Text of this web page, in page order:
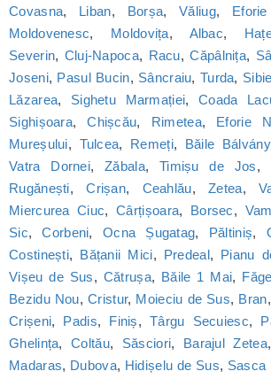
Covasna, Liban, Borșa,Văliug,
Moldovenesc, Moldovița, Albac,
Severin, Cluj-Napoca, Racu,Căpâlnița,
Joseni, Pasul Bucin, Sâncraiu, Turda,
Lăzarea, Sighetu Marmației,Coada
Sighișoara,Chișcău, Rimetea, Eforie
Mureșului, Tulcea, Remeți, Băile
Vatra Dornei,Zăbala, Timișu de Jos,
Rugănești,Crișan, Ceahlău,Zetea,
Miercurea Ciuc,Cârțișoara, Borsec,
Sic,Corbeni, Ocna Șugatag, Păltiniș,
Costinești, Bățanii Mici, Predeal, Pianu
Vișeu de Sus, Cătrușa, Băile 1 Mai,
Bezidu Nou,Cristur, Moieciu de Sus, Bran,
Crișeni, Padis, Finiș,Târgu Secuiesc,
Ghelința,Coltău, Săsciori, Barajul Zetea
Madaras, Dubova, Hidișelu de Sus, Sasca